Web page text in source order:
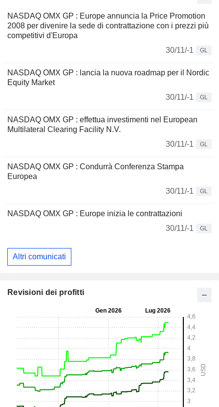
NASDAQ OMX GP : Europe annuncia la Price Promotion
2008 per divenire la sede di contrattazione con i prezzi più
competitivi d'Europa
30/11/-1
GL
NASDAQ OMX GP : lancia la nuova roadmap per il Nordic
Equity Market
30/11/-1
GL
NASDAQ OMX GP : effettua investimenti nel European
Multilateral Clearing Facility N.V.
30/11/-1
GL
NASDAQ OMX GP : Condurrà Conferenza Stampa
Europea
30/11/-1
GL
NASDAQ OMX GP : Europe inizia le contrattazioni
30/11/-1
GL
Altri comunicati
Revisioni dei profitti